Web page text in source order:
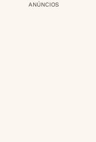
ANÚNCIOS